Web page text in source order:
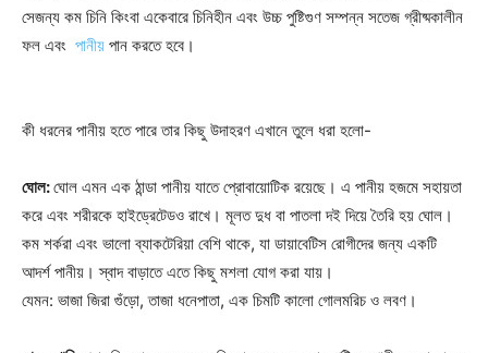
সেজন্য কম চিনি কিংবা একেবারে চিনিহীন এবং উচ্চ পুষ্টিগুণ সম্পন্ন সতেজ গ্রীষ্মকালীন
ফল এবং পানীয় পান করতে হবে।
কী ধরনের পানীয় হতে পারে তার কিছু উদাহরণ এখানে তুলে ধরা হলো-
ঘোল:ঘোল এমন এক ঠান্ডা পানীয় যাতে প্রোবায়োটিক রয়েছে। এ পানীয় হজমে সহায়তা
করে এবং শরীরকে হাইড্রেটেডও রাখে। মূলত দুধ বা পাতলা দই দিয়ে তৈরি হয় ঘোল।
কম শর্করা এবং ভালো ব্যাকটেরিয়া বেশি থাকে, যা ডায়াবেটিস রোগীদের জন্য একটি
আদর্শ পানীয়। স্বাদ বাড়াতে এতে কিছু মশলা যোগ করা যায়।
যেমন: ভাজা জিরা গুঁড়ো, তাজা ধনেপাতা, এক চিমটি কালো গোলমরিচ ও লবণ।